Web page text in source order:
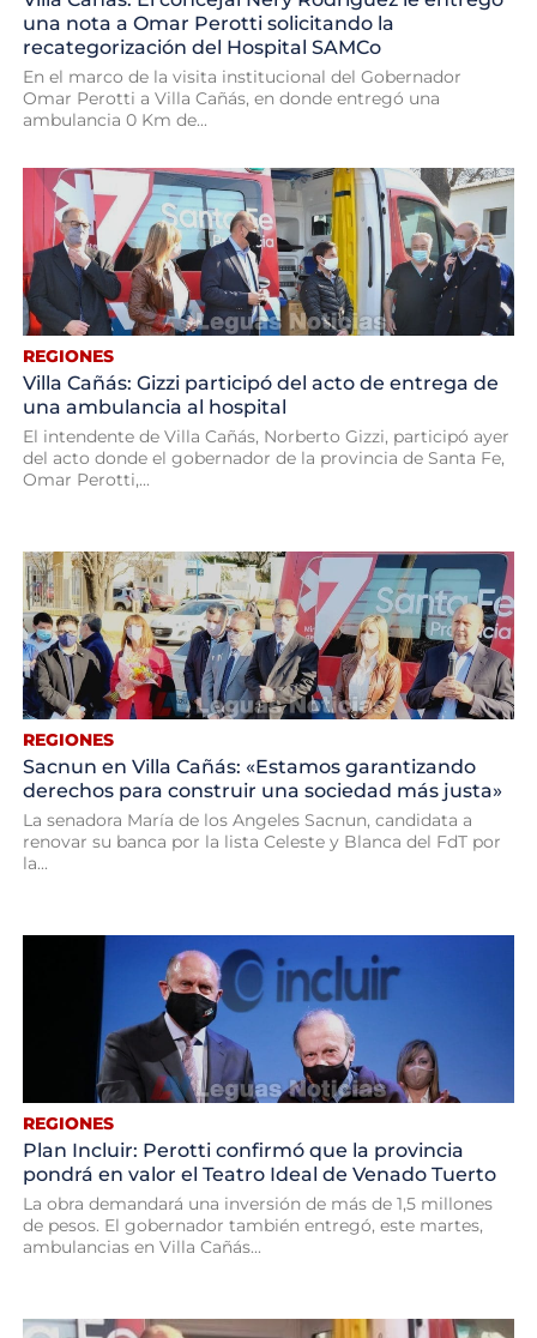
una nota a Omar Perotti solicitando la
recategorización del Hospital SAMCo
En el marco de la visita institucional del Gobernador
Omar Perotti a Villa Cañás, en donde entregó una
ambulancia 0 Km de...
REGIONES
Villa Cañás: Gizzi participó del acto de entrega de
una ambulancia al hospital
El intendente de Villa Cañás, Norberto Gizzi, participó ayer
del acto donde el gobernador de la provincia de Santa Fe,
Omar Perotti,...
REGIONES
Sacnun en Villa Cañás: «Estamos garantizando
derechos para construir una sociedad más justa»
La senadora María de los Angeles Sacnun, candidata a
renovar su banca por la lista Celeste y Blanca del FdT por
la...
REGIONES
Plan Incluir: Perotti confirmó que la provincia
pondrá en valor el Teatro Ideal de Venado Tuerto
La obra demandará una inversión de más de 1,5 millones
de pesos. El gobernador también entregó, este martes,
ambulancias en Villa Cañás...